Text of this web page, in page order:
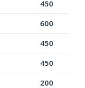
450
600
450
450
200